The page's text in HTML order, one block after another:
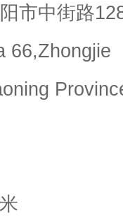
市中街路
66,Zhongjie